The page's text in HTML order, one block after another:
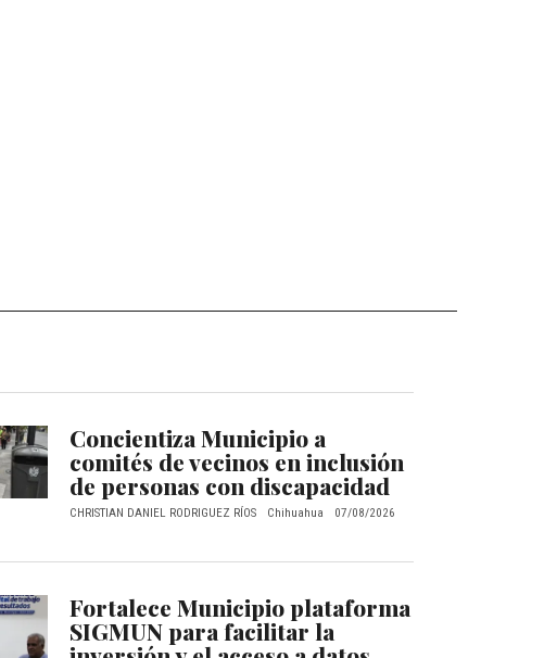
Concientiza Municipio a
comités de vecinos en inclusión
de personas con discapacidad
CHRISTIAN DANIEL RODRIGUEZ RÍOS Chihuahua 07/08/2026
Fortalece Municipio plataforma
SIGMUN para facilitar la